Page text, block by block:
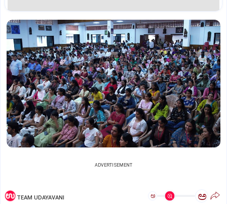
ADVERTISEMENT
TEAM UDAYAVANI ಅ ಅ